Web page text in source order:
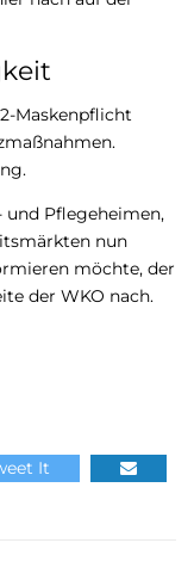
Maskenpflicht
und Pflegeheimen,
nun
möchte, der
der WKO nach.
It